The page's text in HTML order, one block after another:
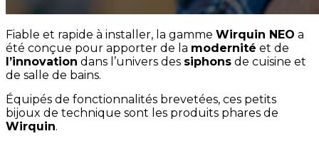
Fiable et rapide à installer, la gamme Wirquin NEO a
été conçue pour apporter de la modernité et de
l’innovation dans l’univers des siphons de cuisine et
de salle de bains.
Équipés de fonctionnalités brevetées, ces petits
bijoux de technique sont les produits phares de
Wirquin.